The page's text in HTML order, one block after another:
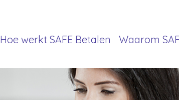
Hoe werkt SAFE Betalen Waarom